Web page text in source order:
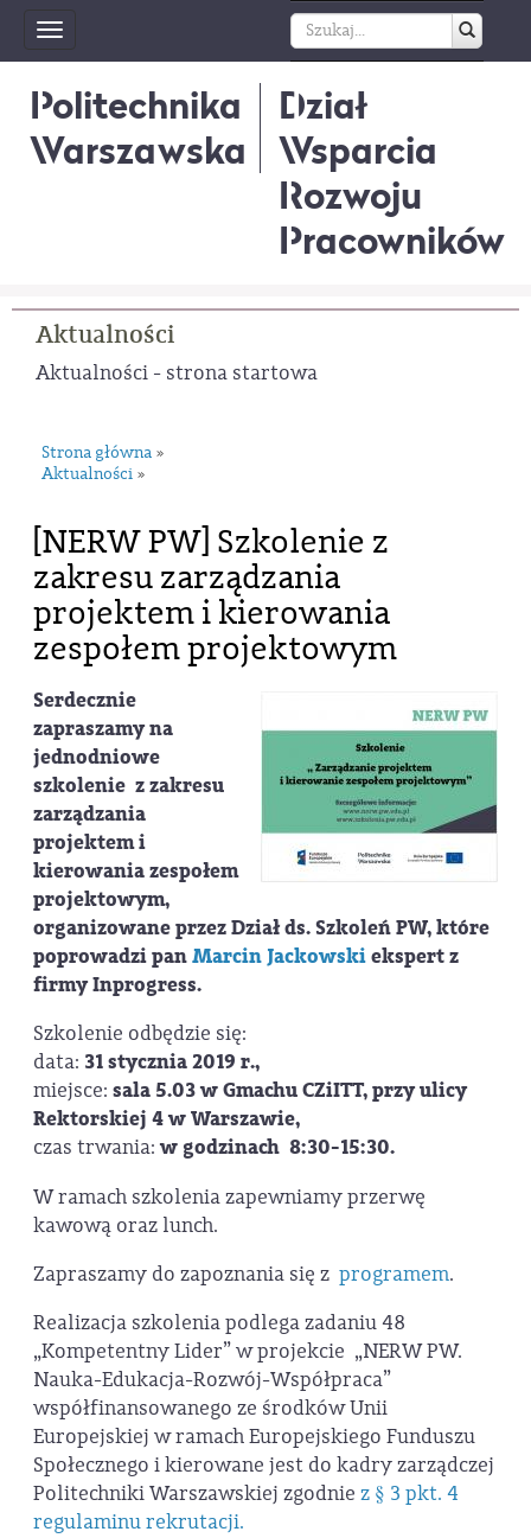
Toggle
navigation
Politechnika
Warszawska
Dział
Wsparcia
Rozwoju
Pracowników
Aktualności
Aktualności - strona startowa
Strona główna »
Aktualności »
[NERW PW] Szkolenie z
zakresu zarządzania
projektem i kierowania
zespołem projektowym
Serdecznie
zapraszamy na
jednodniowe
szkolenie z zakresu
zarządzania
projektem i
kierowania zespołem
projektowym,
organizowane przez Dział ds. Szkoleń PW, które
poprowadzi panMarcin Jackowskiekspert z
firmy Inprogress.
Szkolenie odbędzie się:
data: 31 stycznia 2019 r.,
miejsce: sala 5.03 w Gmachu CZiITT, przy ulicy
Rektorskiej 4 w Warszawie,
czas trwania:w godzinach 8:30-15:30.
W ramach szkolenia zapewniamy przerwę
kawową oraz lunch.
Zapraszamy do zapoznania się z programem.
Realizacja szkolenia podlega zadaniu 48
„Kompetentny Lider” w projekcie „NERW PW.
Nauka-Edukacja-Rozwój-Współpraca”
współfinansowanego ze środków Unii
Europejskiej w ramach Europejskiego Funduszu
Społecznego i kierowane jest do kadry zarządczej
Politechniki Warszawskiej zgodnie z § 3 pkt. 4
regulaminu rekrutacji.